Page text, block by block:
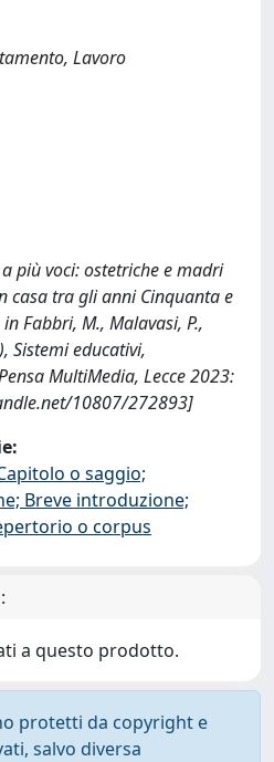
Lavoro
più voci: ostetriche e madri
casa tra gli anni Cinquanta e
Fabbri, M., Malavasi, P.,
Sistemi educativi,
MultiMedia, Lecce 2023:
10807/272893]
o saggio;
Breve introduzione;
o corpus
a questo prodotto.
protetti da copyright e
salvo diversa